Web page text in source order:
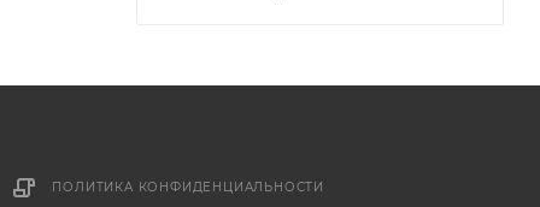
ПОЛИТИКА КОНФИДЕНЦИАЛЬНОСТИ